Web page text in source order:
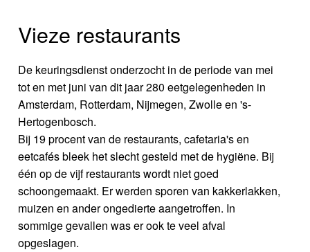
Vieze restaurants
De keuringsdienst onderzocht in de periode van mei
tot en met juni van dit jaar 280 eetgelegenheden in
Amsterdam, Rotterdam, Nijmegen, Zwolle en 's-
Hertogenbosch.
Bij 19 procent van de restaurants, cafetaria's en
eetcafés bleek het slecht gesteld met de hygiëne. Bij
één op de vijf restaurants wordt niet goed
schoongemaakt. Er werden sporen van kakkerlakken,
muizen en ander ongedierte aangetroffen. In
sommige gevallen was er ook te veel afval
opgeslagen.